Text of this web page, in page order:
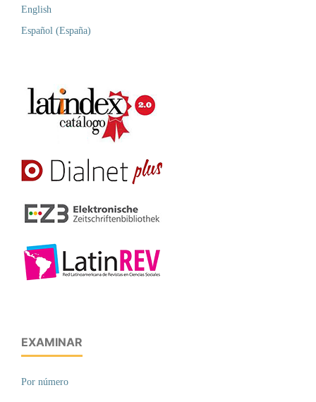
English
Español (España)
EXAMINAR
Por número